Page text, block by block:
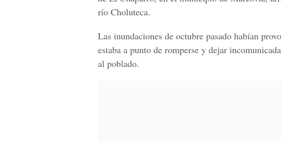
río Choluteca.
Las inundaciones de octubre pasado habían
estaba a punto de romperse y dejar
al poblado.